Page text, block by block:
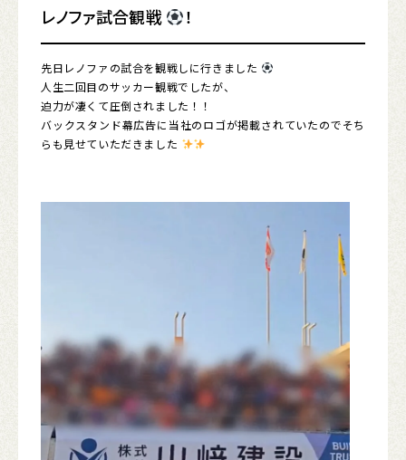
レノファ試合観戦 ！
先日レノファの試合を観戦しに行きました
人生二回目のサッカー観戦でしたが、
迫力が凄くて圧倒されました！！
バックスタンド幕広告に当社のロゴが掲載されていたのでそち
らも見せていただきました